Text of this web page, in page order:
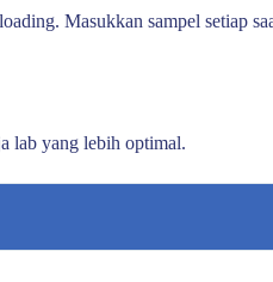
Masukkan sampel setiap
lab yang lebih optimal.